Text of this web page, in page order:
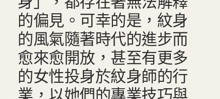
的偏見。可幸的是，紋身
的風氣隨著時代的進步而
愈來愈開放，甚至有更多
的女性投身於紋身師的行